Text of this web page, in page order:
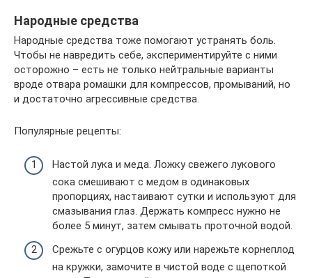
Народные средства
Народные средства тоже помогают устранять боль.
Чтобы не навредить себе, экспериментируйте с ними
осторожно – есть не только нейтральные варианты
вроде отвара ромашки для компрессов, промываний, но
и достаточно агрессивные средства.
Популярные рецепты:
Настой лука и меда. Ложку свежего лукового
сока смешивают с медом в одинаковых
пропорциях, настаивают сутки и используют для
смазывания глаз. Держать компресс нужно не
более 5 минут, затем смывать проточной водой.
Срежьте с огурцов кожу или нарежьте корнеплод
на кружки, замочите в чистой воде с щепоткой